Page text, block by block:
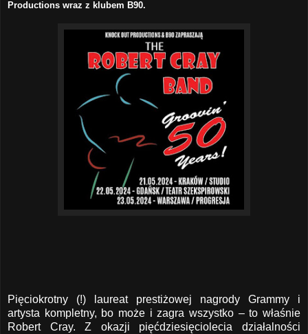
Productions wraz z klubem B90.
Pięciokrotny (!) laureat prestiżowej nagrody Grammy i
artysta kompletny, bo może i zagra wszystko – to właśnie
Robert Cray. Z okazji pięćdziesięciolecia działalności